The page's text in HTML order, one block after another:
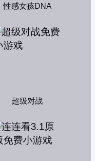
性感女孩DNA
超级对战